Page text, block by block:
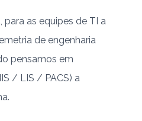
as equipes de TI a
de engenharia
pensamos em
/ LIS / PACS) a